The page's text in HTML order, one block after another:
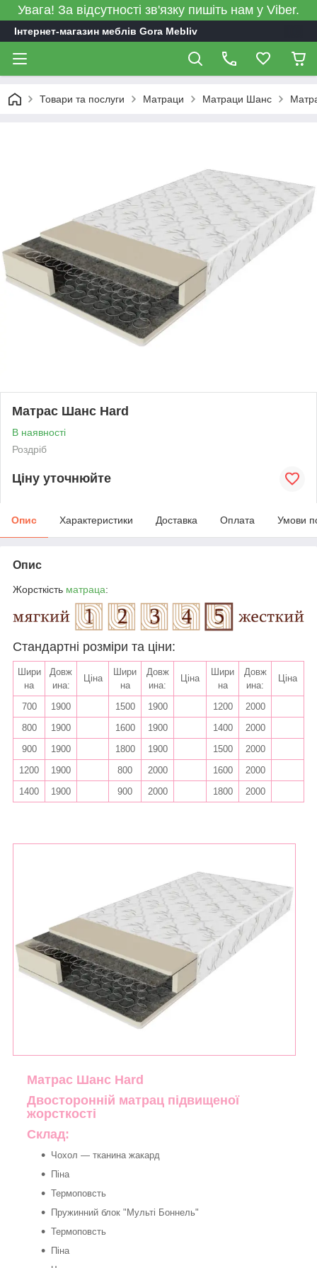
Увага! За відсутності зв'язку пишіть нам у Viber.
Інтернет-магазин меблів Gora Mebliv
Товари та послуги Матраци Матраци Шанс
Матрас Шанс Hard
В наявності
Роздріб
Ціну уточнюйте
Опис Характеристики Доставка Оплата Умови
Опис
Жорсткість матраца:
Стандартні розміри та ціни:
Шири
на
Довж
ина:
Ціна
Шири
на
Довж
ина:
Ціна
Шири
на
Довж
ина:
Ціна
700 1900 1500 1900 1200
2000
800
1900 1600 1900 1400
2000
900
1900 1800 1900 1500
2000
1200
1900 800 2000 1600
2000
1400
1900 900 2000 1800 2000
Матрас Шанс Hard
Двосторонній матрац підвищеної
жорсткості
Склад:
Чохол — тканина жакард
Піна
Термоповсть
Пружинний блок "Мульті Боннель"
Термоповсть
Піна